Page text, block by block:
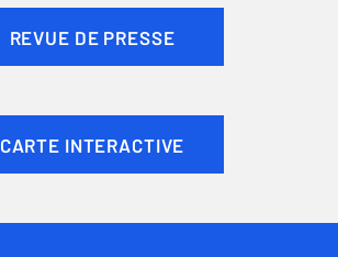
REVUE DE PRESSE
CARTE INTERACTIVE